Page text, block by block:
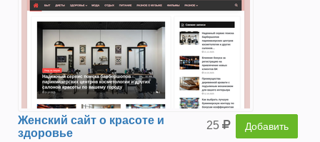
25 Добавить
Женский сайт о красоте и
здоровье